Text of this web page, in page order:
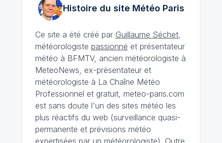
Histoire du site MétéoParis
Ce site a été créé par Guillaume Séchet,
météorologiste passionné et présentateur
météo à BFMTV, ancien météorologiste à
MeteoNews, ex-présentateur et
météorologiste à La Chaîne Météo
Professionnel et gratuit, meteo-paris.com
est sans doute l'un des sites météo les
plus réactifs du web (surveillance quasi-
permanente et prévisions météo
expertisées par un météorologiste). Outre